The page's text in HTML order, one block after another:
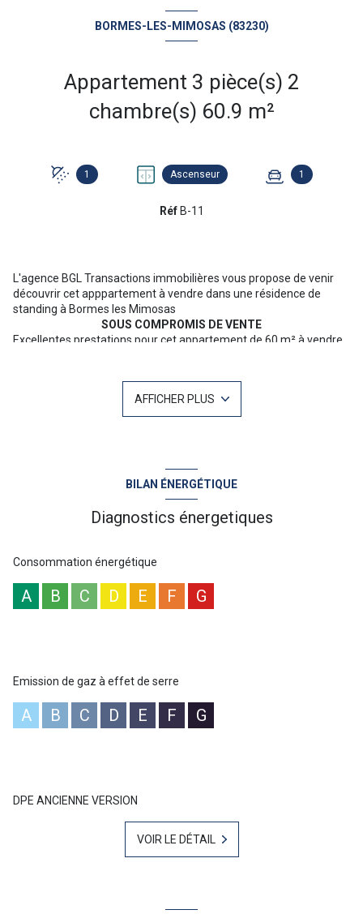
BORMES-LES-MIMOSAS (83230)
Appartement 3 pièce(s) 2
chambre(s) 60.9 m²
1 Ascenseur 1
Réf B-11
L'agence BGL Transactions immobilières vous propose de venir
découvrir cet apppartement à vendre dans une résidence de
standing à Bormes les Mimosas
SOUS COMPROMIS DE VENTE
Excellentes prestations pour cet appartement de 60 m² à vendre
Il bénéficie d'une belle pièce de vie donnant sur une magnifique
terrasse couverte, d'une cuisine ouverte entièrement équipée
(cave, lave-vaisselle ...)
emplacements couverts pour 2 roues.
Visite virtuelle 360° disponible sur demande
Pour plus d'informations ou une visite n'hésitez pas à contacter
“Les informations sur les risques auxquels ce bien est exposé sont
disponibles sur le site Géorisques :
AFFICHER PLUS
BILAN ÉNERGÉTIQUE
Diagnostics énergetiques
Consommation énergétique
A B C D E F G
Emission de gaz à effet de serre
A B C D E F G
DPE ANCIENNE VERSION
VOIR LE DÉTAIL